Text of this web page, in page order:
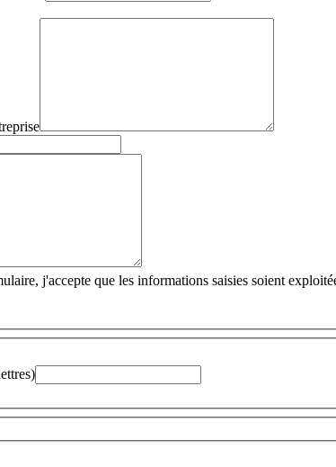
j'accepte que les informations saisies soient